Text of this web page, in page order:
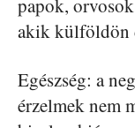
papok,
akik külföldön
Egészség: a
érzelmek nem